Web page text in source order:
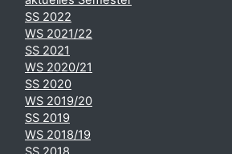
SS 2022
WS 2021/22
SS 2021
WS 2020/21
SS 2020
WS 2019/20
SS 2019
WS 2018/19